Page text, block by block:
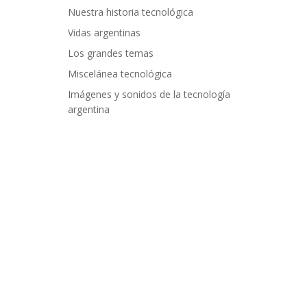
Nuestra historia tecnológica
Vidas argentinas
Los grandes temas
Miscelánea tecnológica
Imágenes y sonidos de la tecnología
argentina